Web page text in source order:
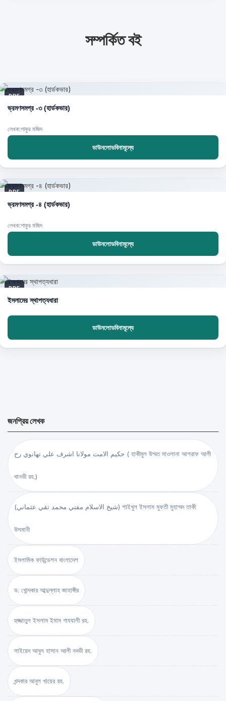
সম্পর্কিত বই
PDF
ভ্রমণসমগ্র -৩ (হার্ডকভার)
লেখক:শাকুর মজিদ
ডাউনলোডবিনামূল্যে
PDF
ভ্রমণসমগ্র -৪ (হার্ডকভার)
লেখক:শাকুর মজিদ
ডাউনলোডবিনামূল্যে
PDF
ইসলামের স্থাপত্যধারা
ডাউনলোডবিনামূল্যে
জনপ্রিয় লেখক
حكيم الامت مولانا اشرف علي تهانوي رح ( হাকীমুল উম্মত মাওলানা আশরাফ আলী
থানভী রহ.)
(شيخ الاسلام مفتي محمد تقي عثماني) শাইখুল ইসলাম মুফতী মুহাম্মদ তাকী
উসমানী
ইসলামিক ফাউন্ডেশন বাংলাদেশ
ড. খোন্দকার আব্দুল্লাহ জাহাঙ্গীর
হুজ্জাতুল ইসলাম ইমাম গাযযালী রহ.
সাইয়েদ আবুল হাসান আলী নদভী রহ.
খন্দকার আবুল খায়ের রহ.